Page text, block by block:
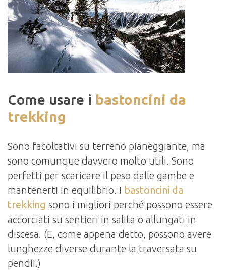
Come usare i bastoncini da
trekking
Sono facoltativi su terreno pianeggiante, ma
sono comunque davvero molto utili. Sono
perfetti per scaricare il peso dalle gambe e
mantenerti in equilibrio. I bastoncini da
trekking sono i migliori perché possono essere
accorciati su sentieri in salita o allungati in
discesa. (E, come appena detto, possono avere
lunghezze diverse durante la traversata su
pendii.)